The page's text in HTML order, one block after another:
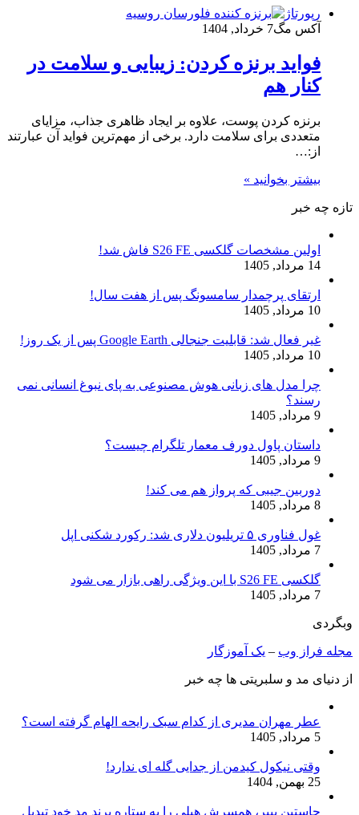
رپورتاژ
آکس مگ7 خرداد, 1404
فواید برنزه کردن: زیبایی و سلامت در
کنار هم
برنزه کردن پوست، علاوه بر ایجاد ظاهری جذاب، مزایای
متعددی برای سلامت دارد. برخی از مهم‌ترین فواید آن عبارتند
از:…
بیشتر بخوانید »
تازه چه خبر
اولین مشخصات گلکسی S26 FE فاش شد!
14 مرداد, 1405
ارتقای پرچمدار سامسونگ پس از هفت سال!
10 مرداد, 1405
غیر فعال شد: قابلیت جنجالی Google Earth پس از یک روز!
10 مرداد, 1405
چرا مدل‌ های زبانی هوش مصنوعی به پای نبوغ انسانی نمی‌
رسند؟
9 مرداد, 1405
داستان پاول دورف معمار تلگرام چیست؟
9 مرداد, 1405
دوربین جیبی که پرواز هم می‌ کند!
8 مرداد, 1405
غول فناوری ۵ تریلیون دلاری شد: رکورد شکنی اپل
7 مرداد, 1405
گلکسی S26 FE با این ویژگی راهی بازار می شود
7 مرداد, 1405
وبگردی
مجله فراز وب – یک آموزگار
از دنیای مد و سلبریتی ها چه خبر
عطر مهران مدیری از کدام سبک رایحه الهام گرفته است؟
5 مرداد, 1405
وقتی نیکول کیدمن از جدایی گله ای ندارد!
25 بهمن, 1404
جاستین بیبر، همسرش هیلی را به ستاره برند مد خود تبدیل